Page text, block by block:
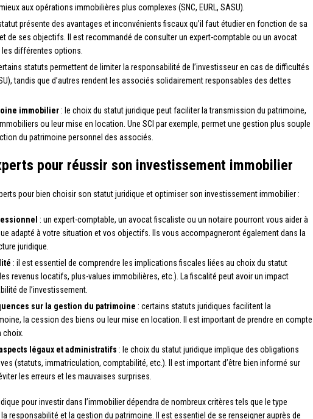
aux opérations immobilières plus complexes (SNC, EURL, SASU).
présente des avantages et inconvénients fiscaux qu’il faut étudier en fonction de sa
de ses objectifs. Il est recommandé de consulter un expert-comptable ou un avocat
différentes options.
statuts permettent de limiter la responsabilité de l’investisseur en cas de difficultés
tandis que d’autres rendent les associés solidairement responsables des dettes
immobilier : le choix du statut juridique peut faciliter la transmission du patrimoine,
ou leur mise en location. Une SCI par exemple, permet une gestion plus souple
du patrimoine personnel des associés.
pour réussir son investissement immobilier
pour bien choisir son statut juridique et optimiser son investissement immobilier :
: un expert-comptable, un avocat fiscaliste ou un notaire pourront vous aider à
adapté à votre situation et vos objectifs. Ils vous accompagneront également dans la
juridique.
: il est essentiel de comprendre les implications fiscales liées au choix du statut
revenus locatifs, plus-values immobilières, etc.). La fiscalité peut avoir un impact
de l’investissement.
sur la gestion du patrimoine : certains statuts juridiques facilitent la
la cession des biens ou leur mise en location. Il est important de prendre en compte
légaux et administratifs : le choix du statut juridique implique des obligations
(statuts, immatriculation, comptabilité, etc.). Il est important d’être bien informé sur
les erreurs et les mauvaises surprises.
pour investir dans l’immobilier dépendra de nombreux critères tels que le type
responsabilité et la gestion du patrimoine. Il est essentiel de se renseigner auprès de